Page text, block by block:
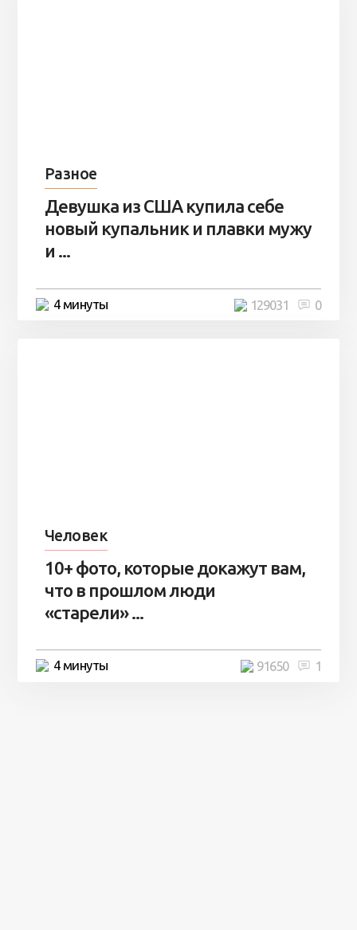
Разное
Девушка из США купила себе
новый купальник и плавки мужу
и ...
4 минуты 0
129031
Человек
10+ фото, которые докажут вам,
что в прошлом люди
«старели» ...
4 минуты 1
91650